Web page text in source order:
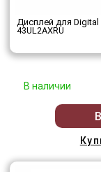
Дисплей для Digital
43UL2AXRU
В наличии